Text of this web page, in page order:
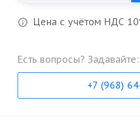
Цена с учётом НДС
Есть вопросы? Задавайте:
+7 (968)